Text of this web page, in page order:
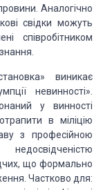
Аналогічно
свідки можуть
співробітником
виникає
невинності».
у винності
в міліцію
з професійною
що формально
Частково для: